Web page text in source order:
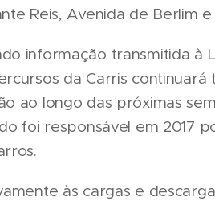
Reis, Avenida de Berlim
informação transmitida à
da Carris
ao longo das próximas
foi responsável em 2017
às cargas e